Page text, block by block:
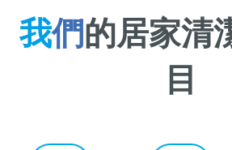
我們的居家清
目